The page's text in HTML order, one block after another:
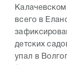
всего в
детских
упал в